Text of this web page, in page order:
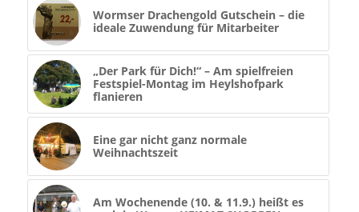
Wormser Drachengold Gutschein – die
ideale Zuwendung für Mitarbeiter
„Der Park für Dich!“ – Am spielfreien
Festspiel-Montag im Heylshofpark
flanieren
Eine gar nicht ganz normale
Weihnachtszeit
Am Wochenende (10. & 11.9.) heißt es